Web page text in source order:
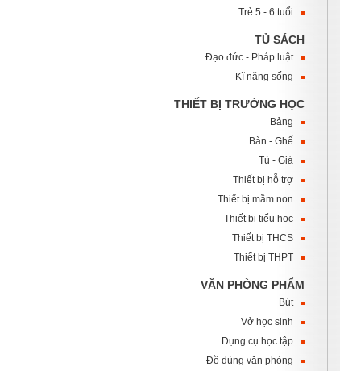
Trẻ 5 - 6 tuổi
TỦ SÁCH
Đạo đức - Pháp luật
Kĩ năng sống
THIẾT BỊ TRƯỜNG HỌC
Bảng
Bàn - Ghế
Tủ - Giá
Thiết bị hỗ trợ
Thiết bị mầm non
Thiết bị tiểu học
Thiết bị THCS
Thiết bị THPT
VĂN PHÒNG PHẨM
Bút
Vở học sinh
Dụng cụ học tập
Đồ dùng văn phòng